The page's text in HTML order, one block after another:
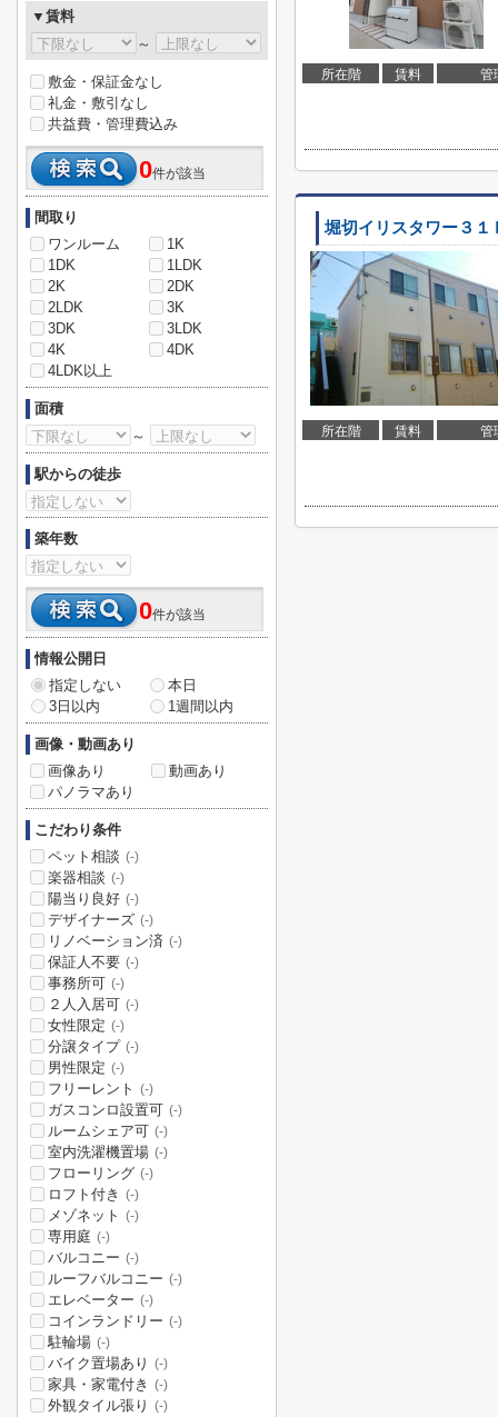
所在階 賃料 管
堀切イリスタワー３１
所在階 賃料 管
▼賃料
～
敷金・保証金なし
礼金・敷引なし
共益費・管理費込み
0件が該当
間取り
ワンルーム
1K
1DK
1LDK
2K
2DK
2LDK
3K
3DK
3LDK
4K
4DK
4LDK以上
面積
～
駅からの徒歩
築年数
0件が該当
情報公開日
指定しない
本日
3日以内
1週間以内
画像・動画あり
画像あり
動画あり
パノラマあり
こだわり条件
ペット相談 (-)
楽器相談 (-)
陽当り良好 (-)
デザイナーズ (-)
リノベーション済 (-)
保証人不要 (-)
事務所可 (-)
２人入居可 (-)
女性限定 (-)
分譲タイプ (-)
男性限定 (-)
フリーレント (-)
ガスコンロ設置可 (-)
ルームシェア可 (-)
室内洗濯機置場 (-)
フローリング (-)
ロフト付き (-)
メゾネット (-)
専用庭 (-)
バルコニー (-)
ルーフバルコニー (-)
エレベーター (-)
コインランドリー (-)
駐輪場 (-)
バイク置場あり (-)
家具・家電付き (-)
外観タイル張り (-)